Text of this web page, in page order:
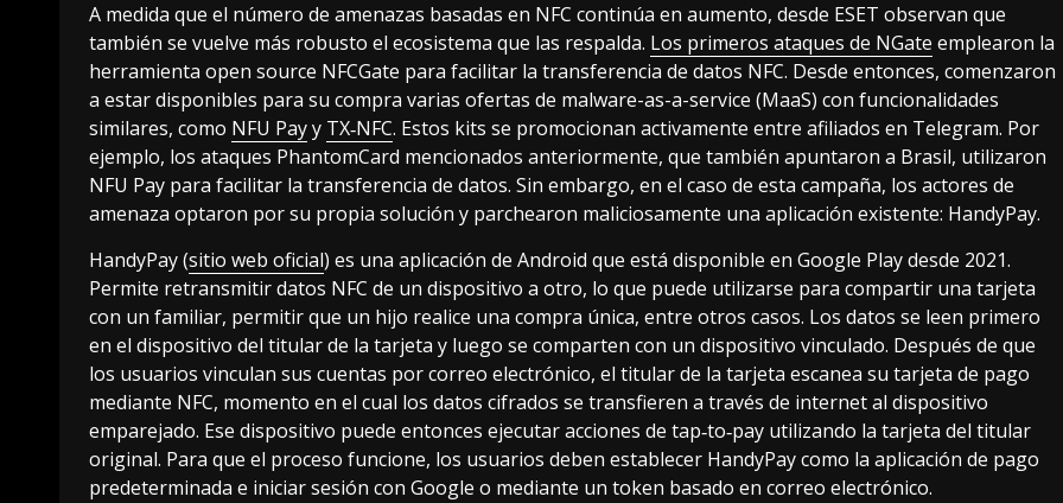
A medida que el número de amenazas basadas en NFC continúa en aumento, desde ESET observan que
también se vuelve más robusto el ecosistema que las respalda. Los primeros ataques de NGate emplearon la
herramienta open source NFCGate para facilitar la transferencia de datos NFC. Desde entonces, comenzaron
a estar disponibles para su compra varias ofertas de malware-as-a-service (MaaS) con funcionalidades
similares, como NFU Payy TX‑NFC. Estos kits se promocionan activamente entre afiliados en Telegram. Por
ejemplo, los ataques PhantomCard mencionados anteriormente, que también apuntaron a Brasil, utilizaron
NFU Pay para facilitar la transferencia de datos. Sin embargo, en el caso de esta campaña, los actores de
amenaza optaron por su propia solución y parchearon maliciosamente una aplicación existente: HandyPay.
HandyPay (sitio web oficial) es una aplicación de Android que está disponible en Google Play desde 2021.
Permite retransmitir datos NFC de un dispositivo a otro, lo que puede utilizarse para compartir una tarjeta
con un familiar, permitir que un hijo realice una compra única, entre otros casos. Los datos se leen primero
en el dispositivo del titular de la tarjeta y luego se comparten con un dispositivo vinculado. Después de que
los usuarios vinculan sus cuentas por correo electrónico, el titular de la tarjeta escanea su tarjeta de pago
mediante NFC, momento en el cual los datos cifrados se transfieren a través de internet al dispositivo
emparejado. Ese dispositivo puede entonces ejecutar acciones de tap‑to‑pay utilizando la tarjeta del titular
original. Para que el proceso funcione, los usuarios deben establecer HandyPay como la aplicación de pago
predeterminada e iniciar sesión con Google o mediante un token basado en correo electrónico.